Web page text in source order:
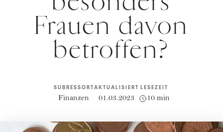
Frauen davon
betroffen?
SUBRESSORT
Finanzen
AKTUALISIERT
01.03.2023
LESEZEIT
10 min